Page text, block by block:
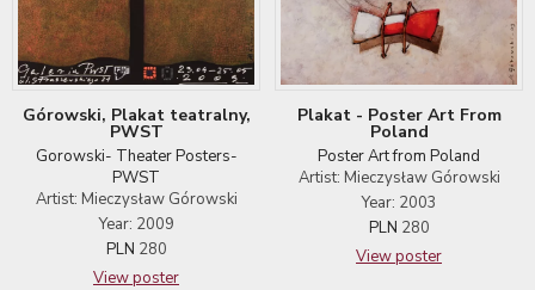
Górowski, Plakat teatralny,
PWST
Gorowski- Theater Posters-
PWST
Artist: Mieczysław Górowski
Year: 2009
PLN 280
View poster
Plakat - Poster Art From
Poland
Poster Art from Poland
Artist: Mieczysław Górowski
Year: 2003
PLN 280
View poster